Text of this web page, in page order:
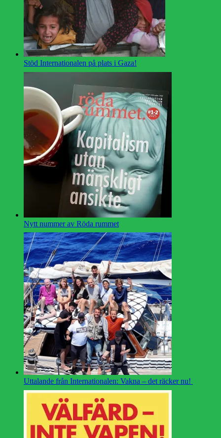
Stöd Internationalen på plats i Gaza!
Nytt nummer av Röda rummet
Uttalande från Internationalen: Vakna – det räcker nu!